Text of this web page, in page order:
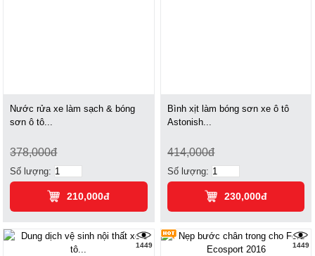
Nước rửa xe làm sạch & bóng
sơn ô tô...
378,000đ
Số lượng:
210,000đ
Bình xịt làm bóng sơn xe ô tô
Astonish...
414,000đ
Số lượng:
230,000đ
1449 1449